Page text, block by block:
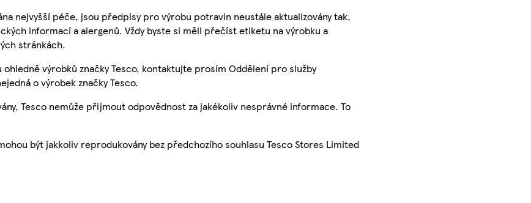
nejvyšší péče, jsou předpisy pro výrobu potravin neustále aktualizovány tak,
informací a alergenů. Vždy byste si měli přečíst etiketu na výrobku a
stránkách.
výrobků značky Tesco, kontaktujte prosím Oddělení pro služby
o výrobek značky Tesco.
Tesco nemůže přijmout odpovědnost za jakékoliv nesprávné informace. To
být jakkoliv reprodukovány bez předchozího souhlasu Tesco Stores Limited